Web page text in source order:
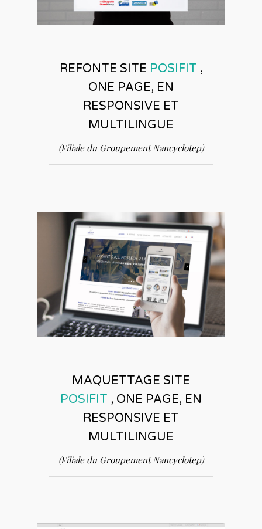
REFONTE SITE POSIFIT ,
ONE PAGE, EN
RESPONSIVE ET
MULTILINGUE
(Filiale du Groupement Nancyclotep)
MAQUETTAGE SITE
POSIFIT , ONE PAGE, EN
RESPONSIVE ET
MULTILINGUE
(Filiale du Groupement Nancyclotep)